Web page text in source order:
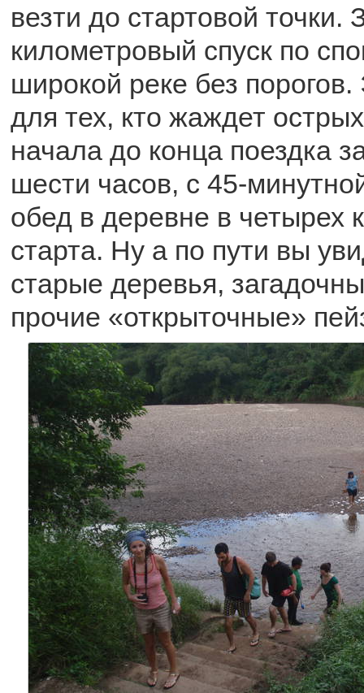
везти до стартовой точки.
километровый спуск по
широкой реке без
для тех, кто жаждет
начала до конца поездка
шести часов, с 45-
обед в деревне в четырех
старта. Ну а по пути вы
старые деревья,
прочие «открыточные»